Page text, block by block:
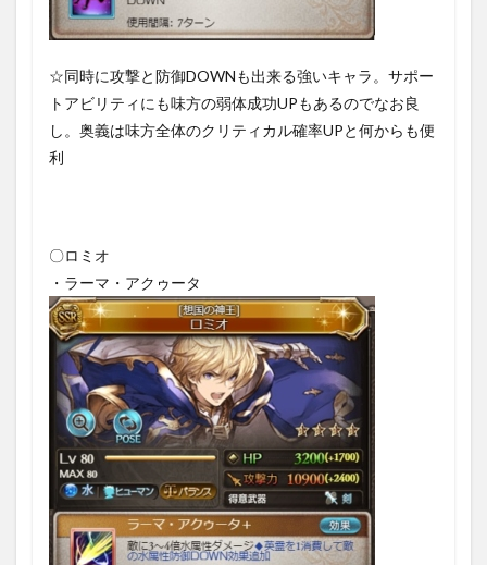
☆同時に攻撃と防御DOWNも出来る強いキャラ。サポー
トアビリティにも味方の弱体成功UPもあるのでなお良
し。奥義は味方全体のクリティカル確率UPと何からも便
利
〇ロミオ
・ラーマ・アクゥータ